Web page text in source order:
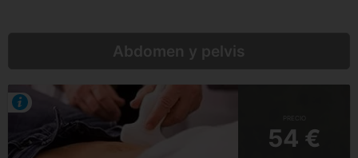
Abdomen y pelvis
54 €